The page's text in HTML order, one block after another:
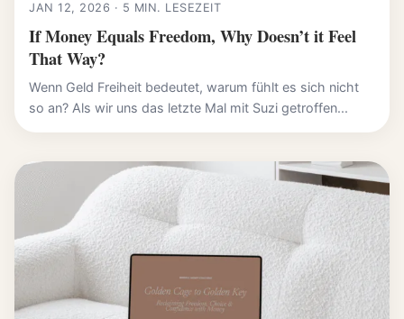
JAN 12, 2026 · 5 MIN. LESEZEIT
If Money Equals Freedom, Why Doesn’t it Feel
That Way?
Wenn Geld Freiheit bedeutet, warum fühlt es sich nicht
so an? Als wir uns das letzte Mal mit Suzi getroffen...